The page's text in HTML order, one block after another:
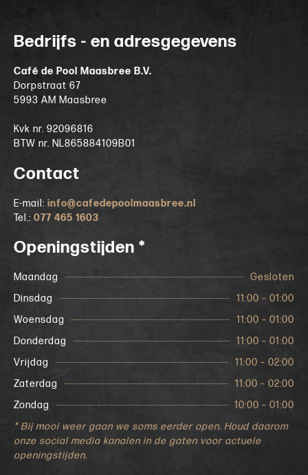
Bedrijfs - en adresgegevens
Café de Pool Maasbree B.V.
Dorpstraat 67
5993 AM Maasbree
Kvk nr. 92096816
BTW nr. NL865884109B01
Contact
E-mail: info@cafedepoolmaasbree.nl
Tel.: 077 465 1603
Openingstijden *
Maandag
Gesloten
Dinsdag
11:00 – 01:00
Woensdag
11:00 – 01:00
Donderdag
11:00 – 01:00
Vrijdag
11:00 – 02:00
Zaterdag
11:00 – 02:00
Zondag
10:00 – 01:00
* Bij mooi weer gaan we soms eerder open. Houd daarom
onze social media kanalen in de gaten voor actuele
openingstijden.